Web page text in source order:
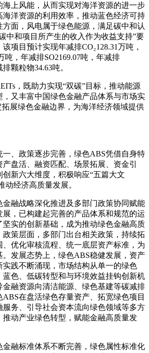
海上风能，从而实现对海洋资源的进一步
海洋资源的利用效率，推动蓝色经济可持
面，风电属于绿色能源，满足碳中和认
中和项目所产生的收入作为收益支持”要
项目预计实现年减排CO₂128.31万吨，
吨，年减排SO2169.07吨，年减排
颗粒物34.63吨。
，既助力实现“双碳”目标，推动能源
，又丰富中国绿色金融产品体系与市场实
拓展绿色金融边界，为海洋经济领域提供
、政策逐步完善，绿色ABS凭借自身特
盘活、融资匹配、场景拓展、资金引
新六大维度，积极响应“五篇大文
动经济高质量发展。
金融战略深化推进及多部门政策协同赋能
，已构建起完善的产品体系和规范的运
坚实的创新基础，成为推动绿色金融高质
策层面，多部门出台相关政策，持续拓
、优化审核流程、统一底层资产标准，为
发展态势上，绿色ABS稳健发展，资产
实践不断涌现，市场结构从单一的绿色
蓝色、低碳转型和与环境效益挂钩创新机
金融资源向清洁能源、绿色基建等碳减排
在盘活绿色存量资产、拓宽绿色项目
服务、引导社会资本流向绿色领域等多方
推动产业绿色转型，赋能金融高质量发
金融标准体系不断完善，绿色属性标准化